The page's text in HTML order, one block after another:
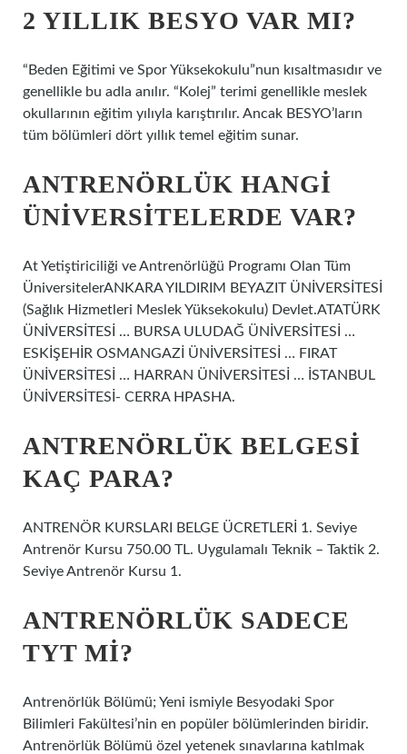
2 YILLIK BESYO VAR MI?
“Beden Eğitimi ve Spor Yüksekokulu”nun kısaltmasıdır ve
genellikle bu adla anılır. “Kolej” terimi genellikle meslek
okullarının eğitim yılıyla karıştırılır. Ancak BESYO’ların
tüm bölümleri dört yıllık temel eğitim sunar.
ANTRENÖRLÜK HANGI
ÜNIVERSITELERDE VAR?
At Yetiştiriciliği ve Antrenörlüğü Programı Olan Tüm
ÜniversitelerANKARA YILDIRIM BEYAZIT ÜNİVERSİTESİ
(Sağlık Hizmetleri Meslek Yüksekokulu) Devlet.ATATÜRK
ÜNİVERSİTESİ … BURSA ULUDAĞ ÜNİVERSİTESİ …
ESKİŞEHİR OSMANGAZİ ÜNİVERSİTESİ … FIRAT
ÜNİVERSİTESİ … HARRAN ÜNİVERSİTESİ … İSTANBUL
ÜNİVERSİTESİ- CERRA HPASHA.
ANTRENÖRLÜK BELGESI
KAÇ PARA?
ANTRENÖR KURSLARI BELGE ÜCRETLERİ 1. Seviye
Antrenör Kursu 750.00 TL. Uygulamalı Teknik – Taktik 2.
Seviye Antrenör Kursu 1.
ANTRENÖRLÜK SADECE
TYT MI?
Antrenörlük Bölümü; Yeni ismiyle Besyodaki Spor
Bilimleri Fakültesi’nin en popüler bölümlerinden biridir.
Antrenörlük Bölümü özel yetenek sınavlarına katılmak